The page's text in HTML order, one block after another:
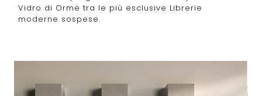
Vidro di Orme tra le più esclusive Librerie
moderne sospese.